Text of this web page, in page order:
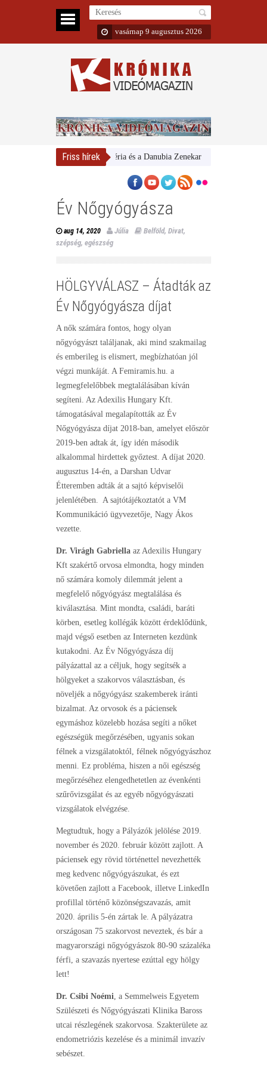
vasárnap 9 augusztus 2026
Friss hírek
Magyar Nemzeti Galéria és a Danubia Zenekar Bemutatta 2024/
Év Nőgyógyásza
aug 14, 2020 Júlia Belföld, Divat,
szépség, egészség
HÖLGYVÁLASZ – Átadták az
Év Nőgyógyásza díjat
A nők számára fontos, hogy olyan
nőgyógyászt találjanak, aki mind szakmailag
és emberileg is elismert, megbízhatóan jól
végzi munkáját. A Femiramis.hu. a
legmegfelelőbbek megtalálásában kíván
segíteni. Az Adexilis Hungary Kft.
támogatásával megalapították az Év
Nőgyógyásza díjat 2018-ban, amelyet először
2019-ben adtak át, így idén második
alkalommal hirdettek győztest. A díjat 2020.
augusztus 14-én, a Darshan Udvar
Étteremben adták át a sajtó képviselői
jelenlétében. A sajtótájékoztatót a VM
Kommunikáció ügyvezetője, Nagy Ákos
vezette.
Dr. Virágh Gabriella az Adexilis Hungary
Kft szakértő orvosa elmondta, hogy minden
nő számára komoly dilemmát jelent a
megfelelő nőgyógyász megtalálása és
kiválasztása. Mint mondta, családi, baráti
körben, esetleg kollégák között érdeklődünk,
majd végső esetben az Interneten kezdünk
kutakodni. Az Év Nőgyógyásza díj
pályázattal az a céljuk, hogy segítsék a
hölgyeket a szakorvos választásban, és
növeljék a nőgyógyász szakemberek iránti
bizalmat. Az orvosok és a páciensek
egymáshoz közelebb hozása segíti a nőket
egészségük megőrzésében, ugyanis sokan
félnek a vizsgálatoktól, félnek nőgyógyászhoz
menni. Ez probléma, hiszen a női egészség
megőrzéséhez elengedhetetlen az évenkénti
szűrővizsgálat és az egyéb nőgyógyászati
vizsgálatok elvégzése.
Megtudtuk, hogy a Pályázók jelölése 2019.
november és 2020. február között zajlott. A
páciensek egy rövid történettel nevezhették
meg kedvenc nőgyógyászukat, és ezt
követően zajlott a Facebook, illetve LinkedIn
profillal történő közönségszavazás, amit
2020. április 5-én zártak le. A pályázatra
országosan 75 szakorvost neveztek, és bár a
magyarországi nőgyógyászok 80-90 százaléka
férfi, a szavazás nyertese ezúttal egy hölgy
lett!
Dr. Csibi Noémi , a Semmelweis Egyetem
Szülészeti és Nőgyógyászati Klinika Baross
utcai részlegének szakorvosa. Szakterülete az
endometriózis kezelése és a minimál invazív
sebészet.